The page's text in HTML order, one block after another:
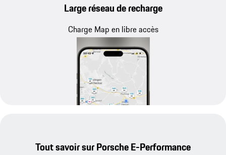
Large réseau de recharge
Charge Map en libre accès
Tout savoir sur Porsche E-Performance